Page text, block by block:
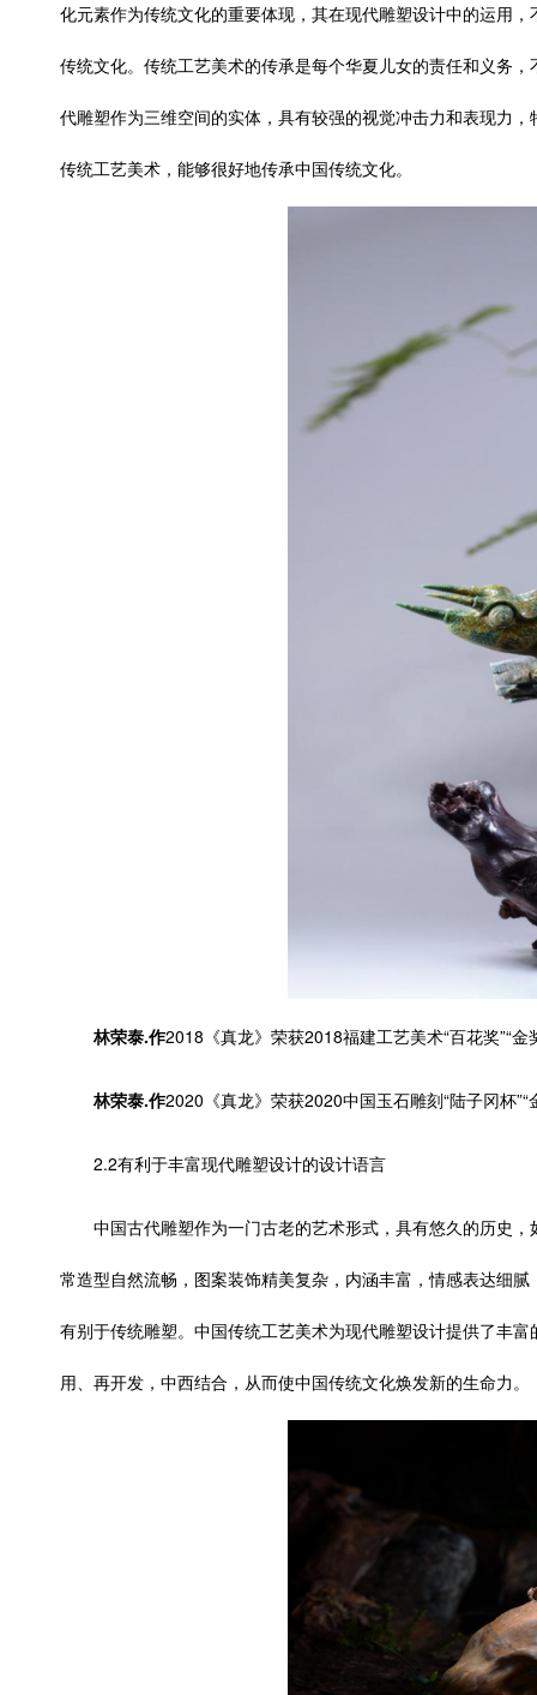
化元素作为传统文化的重要体现，其在现代雕塑设计中的运用
传统文化。传统工艺美术的传承是每个华夏儿女的责任和义务
代雕塑作为三维空间的实体，具有较强的视觉冲击力和表现力
传统工艺美术，能够很好地传承中国传统文化。
林荣泰.作2018《真龙》荣获2018福建工艺美术“百花奖”“金
林荣泰.作2020《真龙》荣获2020中国玉石雕刻“陆子冈杯”“
2.2有利于丰富现代雕塑设计的设计语言
中国古代雕塑作为一门古老的艺术形式，具有悠久的历史
常造型自然流畅，图案装饰精美复杂，内涵丰富，情感表达细
有别于传统雕塑。中国传统工艺美术为现代雕塑设计提供了丰
用、再开发，中西结合，从而使中国传统文化焕发新的生命力。